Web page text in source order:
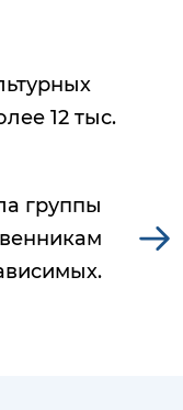
12 тыс.
группы